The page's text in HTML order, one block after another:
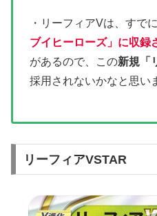
・リーフィアVは、すで
ブイヒーローズ」に収録
があるので、この新規「
採用されないかなと思い
リーフィアVSTAR